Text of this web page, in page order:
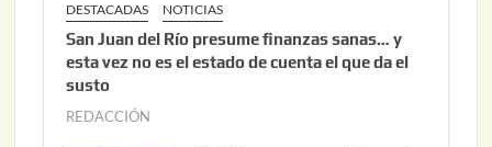
DESTACADAS NOTICIAS
San Juan del Río presume finanzas sanas… y
esta vez no es el estado de cuenta el que da el
susto
REDACCIÓN